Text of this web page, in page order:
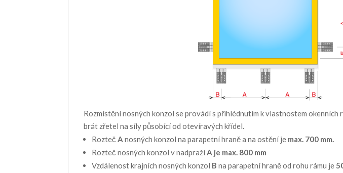
Rozmístění nosných konzol se provádí s přihlédnutím k vlastnostem okenních
brát zřetel na síly působící od otevíravých křídel.
RoztečA nosných konzol na parapetní hraně a na ostění je max. 700 mm.
Rozteč nosných konzol v nadpražíA je max. 800 mm
Vzdálenost krajních nosných konzol B na parapetní hraně od rohu rámu je